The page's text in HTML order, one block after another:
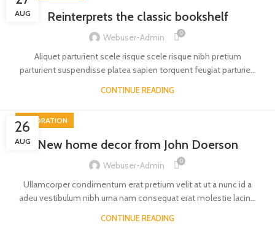
AUG Reinterprets the classic bookshelf
Webuser-Admin 0
Aliquet parturient scele risque scele risque nibh pretium
parturient suspendisse platea sapien torquent feugiat parturie...
CONTINUE READING
26
AUG
DECORATION
New home decor from John Doerson
Webuser-Admin 0
Ullamcorper condimentum erat pretium velit at ut a nunc id a
adeu vestibulum nibh urna nam consequat erat molestie lacin...
CONTINUE READING